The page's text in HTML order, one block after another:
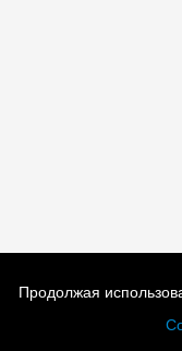
Продолжая